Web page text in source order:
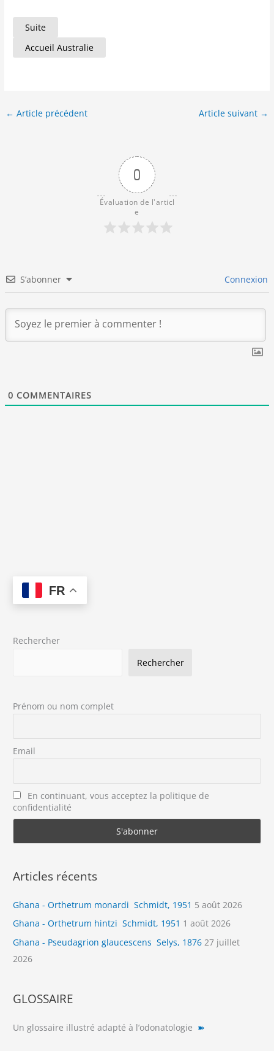
Suite
Accueil Australie
← Article précédent Article suivant →
0
Évaluation de l'articl
e
S’abonner Connexion
0 COMMENTAIRES
FR
Rechercher
Rechercher
Prénom ou nom complet
Email
En continuant, vous acceptez la politique de
confidentialité
Articles récents
Ghana - Orthetrum monardi Schmidt, 1951 5 août 2026
Ghana - Orthetrum hintzi Schmidt, 1951 1 août 2026
Ghana - Pseudagrion glaucescens Selys, 1876 27 juillet
2026
GLOSSAIRE
Un glossaire illustré adapté à l’odonatologie ➽